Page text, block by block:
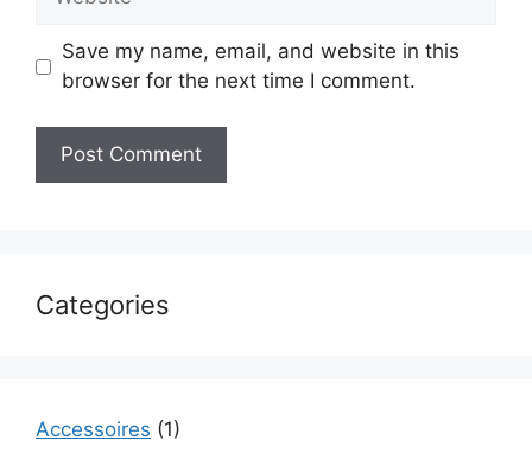
Save my name, email, and website in this
browser for the next time I comment.
Categories
Accessoires (1)